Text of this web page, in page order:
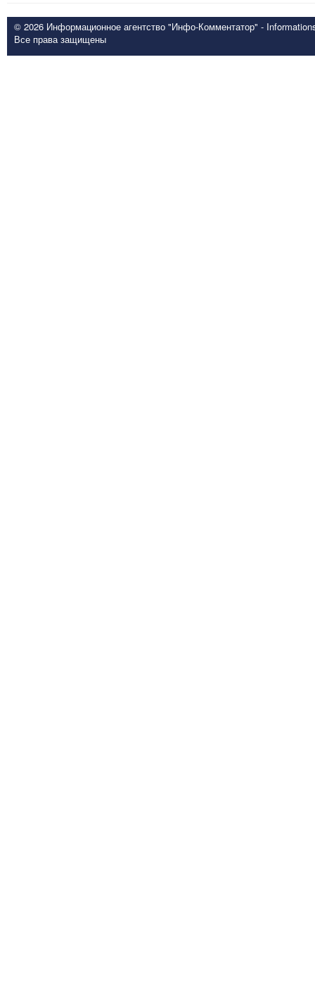
© 2026 Информационное агентство "Инфо-Комментатор" -
Все права защищены